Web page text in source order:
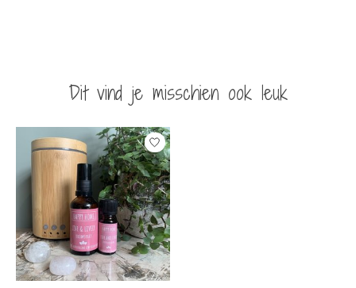
Dit vind je misschien ook leuk
Items van productcarrousel